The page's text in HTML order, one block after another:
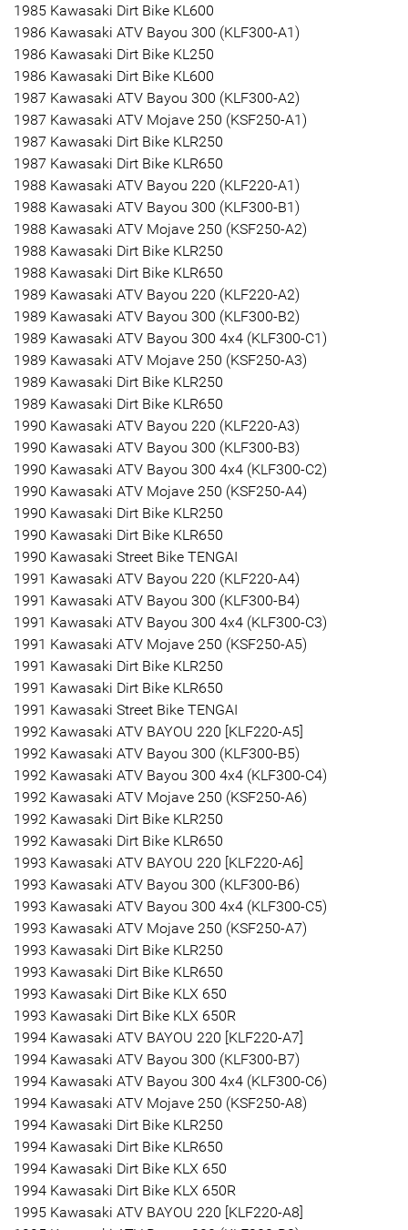
1985 Kawasaki Dirt Bike KL600
1986 Kawasaki ATV Bayou 300 (KLF300-A1)
1986 Kawasaki Dirt Bike KL250
1986 Kawasaki Dirt Bike KL600
1987 Kawasaki ATV Bayou 300 (KLF300-A2)
1987 Kawasaki ATV Mojave 250 (KSF250-A1)
1987 Kawasaki Dirt Bike KLR250
1987 Kawasaki Dirt Bike KLR650
1988 Kawasaki ATV Bayou 220 (KLF220-A1)
1988 Kawasaki ATV Bayou 300 (KLF300-B1)
1988 Kawasaki ATV Mojave 250 (KSF250-A2)
1988 Kawasaki Dirt Bike KLR250
1988 Kawasaki Dirt Bike KLR650
1989 Kawasaki ATV Bayou 220 (KLF220-A2)
1989 Kawasaki ATV Bayou 300 (KLF300-B2)
1989 Kawasaki ATV Bayou 300 4x4 (KLF300-C1)
1989 Kawasaki ATV Mojave 250 (KSF250-A3)
1989 Kawasaki Dirt Bike KLR250
1989 Kawasaki Dirt Bike KLR650
1990 Kawasaki ATV Bayou 220 (KLF220-A3)
1990 Kawasaki ATV Bayou 300 (KLF300-B3)
1990 Kawasaki ATV Bayou 300 4x4 (KLF300-C2)
1990 Kawasaki ATV Mojave 250 (KSF250-A4)
1990 Kawasaki Dirt Bike KLR250
1990 Kawasaki Dirt Bike KLR650
1990 Kawasaki Street Bike TENGAI
1991 Kawasaki ATV Bayou 220 (KLF220-A4)
1991 Kawasaki ATV Bayou 300 (KLF300-B4)
1991 Kawasaki ATV Bayou 300 4x4 (KLF300-C3)
1991 Kawasaki ATV Mojave 250 (KSF250-A5)
1991 Kawasaki Dirt Bike KLR250
1991 Kawasaki Dirt Bike KLR650
1991 Kawasaki Street Bike TENGAI
1992 Kawasaki ATV BAYOU 220 [KLF220-A5]
1992 Kawasaki ATV Bayou 300 (KLF300-B5)
1992 Kawasaki ATV Bayou 300 4x4 (KLF300-C4)
1992 Kawasaki ATV Mojave 250 (KSF250-A6)
1992 Kawasaki Dirt Bike KLR250
1992 Kawasaki Dirt Bike KLR650
1993 Kawasaki ATV BAYOU 220 [KLF220-A6]
1993 Kawasaki ATV Bayou 300 (KLF300-B6)
1993 Kawasaki ATV Bayou 300 4x4 (KLF300-C5)
1993 Kawasaki ATV Mojave 250 (KSF250-A7)
1993 Kawasaki Dirt Bike KLR250
1993 Kawasaki Dirt Bike KLR650
1993 Kawasaki Dirt Bike KLX 650
1993 Kawasaki Dirt Bike KLX 650R
1994 Kawasaki ATV BAYOU 220 [KLF220-A7]
1994 Kawasaki ATV Bayou 300 (KLF300-B7)
1994 Kawasaki ATV Bayou 300 4x4 (KLF300-C6)
1994 Kawasaki ATV Mojave 250 (KSF250-A8)
1994 Kawasaki Dirt Bike KLR250
1994 Kawasaki Dirt Bike KLR650
1994 Kawasaki Dirt Bike KLX 650
1994 Kawasaki Dirt Bike KLX 650R
1995 Kawasaki ATV BAYOU 220 [KLF220-A8]